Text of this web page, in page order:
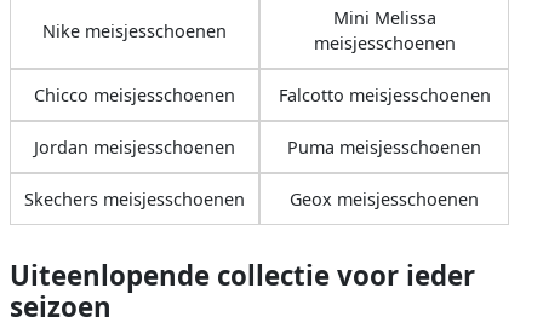
Nike meisjesschoenen
Mini Melissa
meisjesschoenen
Chicco meisjesschoenen Falcotto meisjesschoenen
Jordan meisjesschoenen Puma meisjesschoenen
Skechers meisjesschoenen Geox meisjesschoenen
Uiteenlopende collectie voor ieder
seizoen